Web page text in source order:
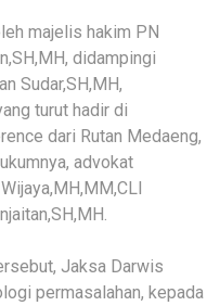
majelis hakim PN
didampingi
Sudar,SH,MH,
turut hadir di
dari Rutan Medaeng,
advokat
Jaksa Darwis
permasalahan, kepada